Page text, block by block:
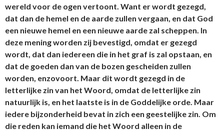
wereld voor de ogen vertoont. Want er wordt gezegd,
dat dan de hemel en de aarde zullen vergaan, en dat God
een nieuwe hemel en een nieuwe aarde zal scheppen. In
deze mening worden zij bevestigd, omdat er gezegd
wordt, dat dan iedereen die in het graf is zal opstaan, en
dat de goeden dan van de bozen gescheiden zullen
worden, enzovoort. Maar dit wordt gezegd in de
letterlijke zin van het Woord, omdat de letterlijke zin
natuurlijk is, en het laatste is in de Goddelijke orde. Maar
iedere bijzonderheid bevat in zich een geestelijke zin. Om
die reden kan iemand die het Woord alleen in de